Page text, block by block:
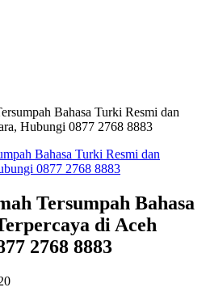
Bahasa Turki Resmi dan
Hubungi 0877 2768 8883
Tersumpah Bahasa
di Aceh
2768 8883